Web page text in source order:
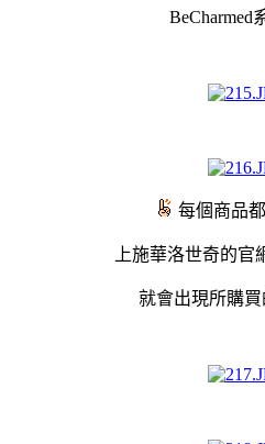
BeCharmed
每個商品
上施華洛世奇的官
就會出現所購